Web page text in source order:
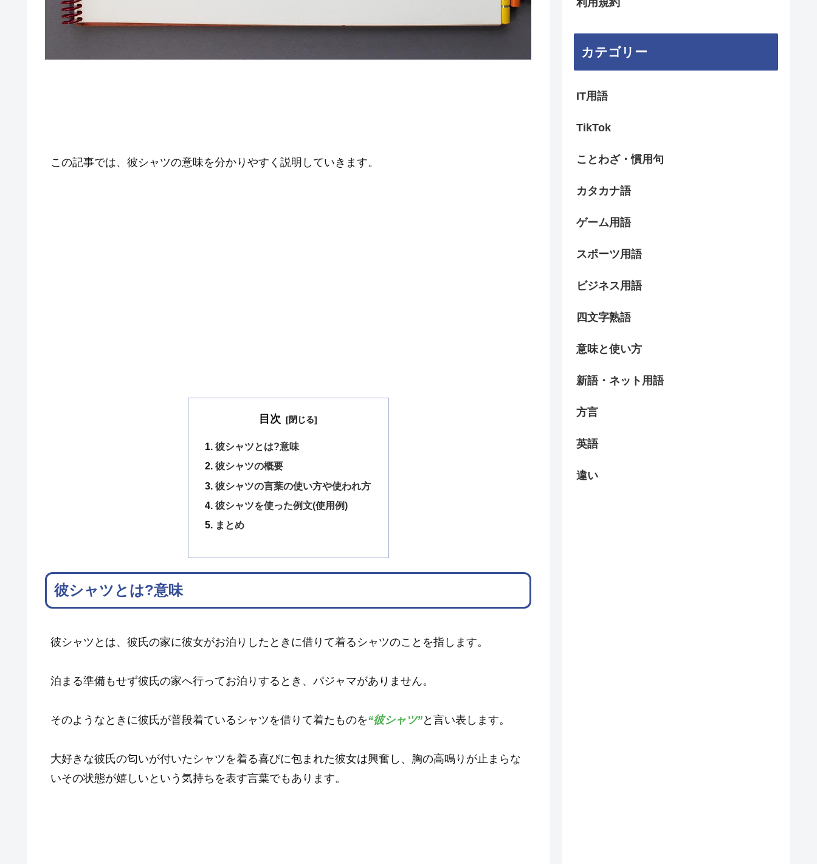
この記事では、彼シャツの意味を分かりやすく説明していきます。
目次
彼シャツとは?意味
彼シャツの概要
彼シャツの言葉の使い方や使われ方
彼シャツを使った例文(使用例)
まとめ
彼シャツとは?意味
彼シャツとは、彼氏の家に彼女がお泊りしたときに借りて着るシャツのことを指します。
泊まる準備もせず彼氏の家へ行ってお泊りするとき、パジャマがありません。
そのようなときに彼氏が普段着ているシャツを借りて着たものを“彼シャツ”と言い表します。
大好きな彼氏の匂いが付いたシャツを着る喜びに包まれた彼女は興奮し、胸の高鳴りが止まらな
いその状態が嬉しいという気持ちを表す言葉でもあります。
カテゴリー
IT用語
TikTok
ことわざ・慣用句
カタカナ語
ゲーム用語
スポーツ用語
ビジネス用語
四文字熟語
意味と使い方
新語・ネット用語
方言
英語
違い